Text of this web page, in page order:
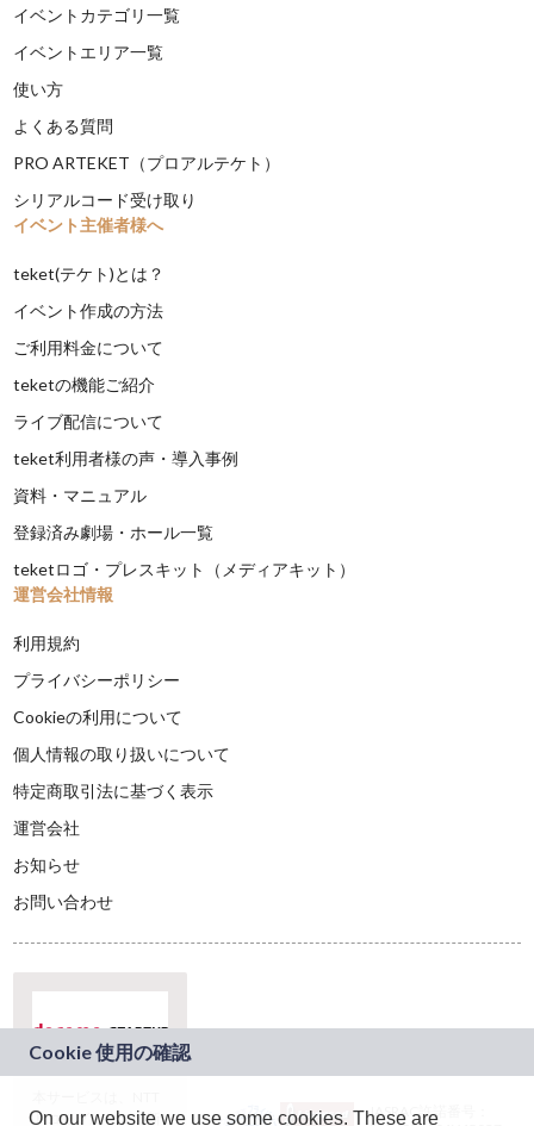
イベントカテゴリ一覧
イベントエリア一覧
使い方
よくある質問
PRO ARTEKET（プロアルテケト）
シリアルコード受け取り
イベント主催者様へ
teket(テケト)とは？
イベント作成の方法
ご利用料金について
teketの機能ご紹介
ライブ配信について
teket利用者様の声・導入事例
資料・マニュアル
登録済み劇場・ホール一覧
teketロゴ・プレスキット（メディアキット）
運営会社情報
利用規約
プライバシーポリシー
Cookieの利用について
個人情報の取り扱いについて
特定商取引法に基づく表示
運営会社
お知らせ
お問い合わせ
ドコモグループの新
JASRAC許諾番号：
On our website we use some cookies. These are